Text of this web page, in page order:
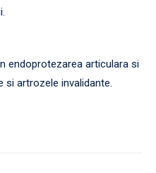
endoprotezarea articulara si
si artrozele invalidante.